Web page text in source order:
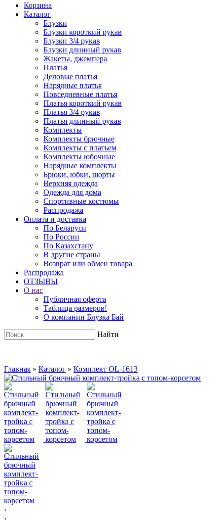
Корзина
Каталог
Блузки
Блузки короткий рукав
Блузки 3/4 рукав
Блузки длинный рукав
Жакеты, джемпера
Платья
Деловые платья
Нарядные платья
Повседневные платья
Платья короткий рукав
Платья 3/4 рукав
Платья длинный рукав
Комплекты
Комплекты брючные
Комплекты с платьем
Комплекты юбочные
Нарядные комплекты
Брюки, юбки, шорты
Верхняя одежда
Одежда для дома
Спортивные костюмы
Распродажа
Оплата и доставка
По Беларуси
По России
По Казахстану
В другие страны
Возврат или обмен товара
Распродажа
ОТЗЫВЫ
О нас
Публичная оферта
Таблица размеров!
О компании Блузка Бай
Найти
Главная » Каталог » Комплект OL-1613
‹
›